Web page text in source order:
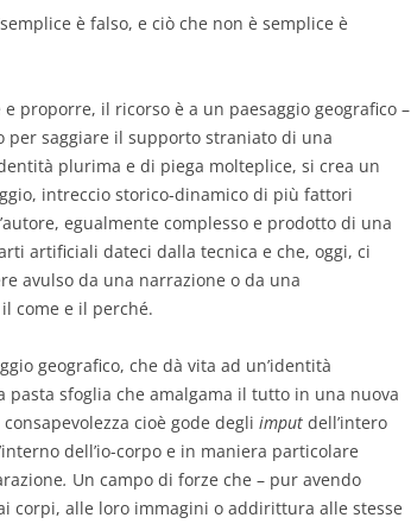
è falso, e ciò che non è semplice è
proporre, il ricorso è a un paesaggio geografico –
per saggiare il supporto straniato di una
plurima e di piega molteplice, si crea un
intreccio storico-dinamico di più fattori
egualmente complesso e prodotto di una
artificiali dateci dalla tecnica e che, oggi, ci
avulso da una narrazione o da una
come e il perché.
geografico, che dà vita ad un’identità
sfoglia che amalgama il tutto in una nuova
cioè gode degli imput dell’intero
dell’io-corpo e in maniera particolare
. Un campo di forze che – pur avendo
corpi, alle loro immagini o addirittura alle stesse